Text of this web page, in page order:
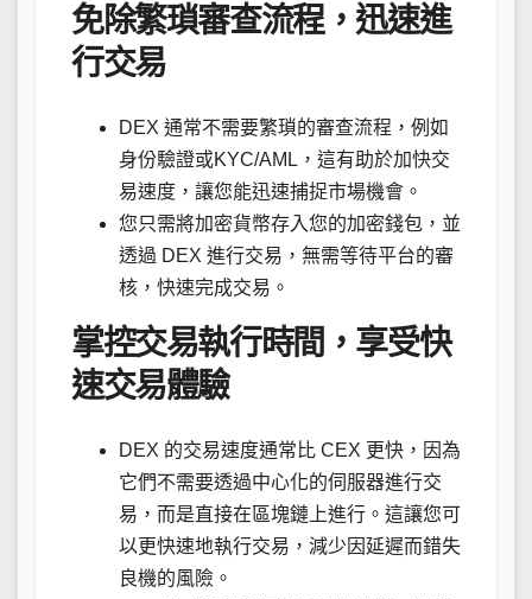
免除繁瑣審查流程，迅速進
行交易
DEX 通常不需要繁瑣的審查流程，例如
身份驗證或KYC/AML，這有助於加快交
易速度，讓您能迅速捕捉市場機會。
您只需將加密貨幣存入您的加密錢包，並
透過 DEX 進行交易，無需等待平台的審
核，快速完成交易。
掌控交易執行時間，享受快
速交易體驗
DEX 的交易速度通常比 CEX 更快，因為
它們不需要透過中心化的伺服器進行交
易，而是直接在區塊鏈上進行。這讓您可
以更快速地執行交易，減少因延遲而錯失
良機的風險。